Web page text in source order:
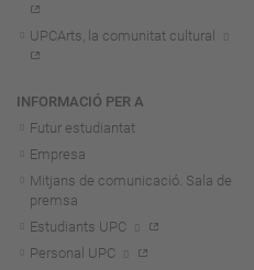
UPCArts, la comunitat cultural
INFORMACIÓ PER A
Futur estudiantat
Empresa
Mitjans de comunicació. Sala de
premsa
Estudiants UPC
Personal UPC